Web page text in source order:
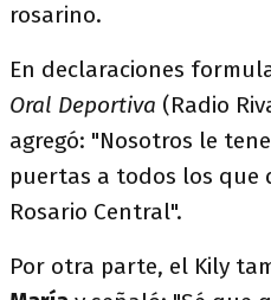
rosarino.
En declaraciones
Oral Deportiva (Radio
agregó: "Nosotros le
puertas a todos los que
Rosario Central".
Por otra parte, el Kily